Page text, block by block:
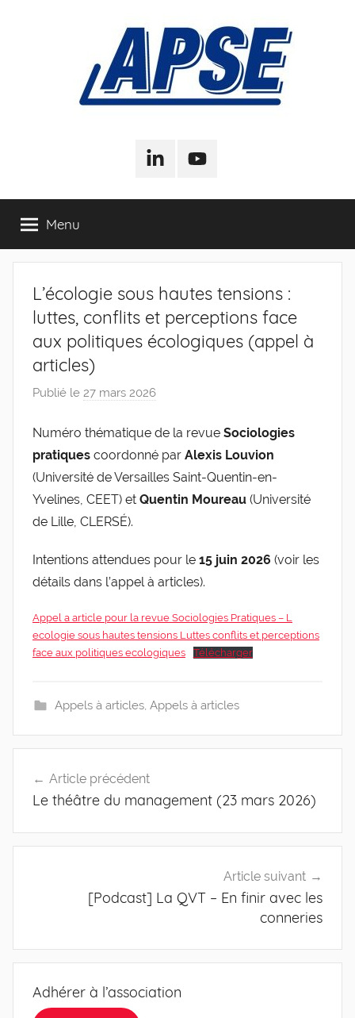
Association
Pour
la
Sociologie
de
l'Entreprise
l'Entreprise
LinkedInYoutube
Menu
L’écologie sous hautes tensions :
luttes, conflits et perceptions face
aux politiques écologiques (appel à
articles)
Publié le 27 mars 2026
r
g
l
e
s
Numéro thématique de la revue Sociologies
pratiques coordonné par Alexis Louvion
(Université de Versailles Saint-Quentin-en-
Yvelines, CEET) et Quentin Moureau (Université
de Lille, CLERSÉ).
Intentions attendues pour le 15 juin 2026 (voir les
détails dans l’appel à articles).
Appel a article pour la revue Sociologies Pratiques – L
ecologie sous hautes tensions Luttes conflits et perceptions
face aux politiques ecologiques
Télécharger
Appels à articles, Appels à articles
de
Article précédent
Le théâtre du management (23 mars 2026)
Article suivant
[Podcast] La QVT – En finir avec les
conneries
Adhérer à l’association